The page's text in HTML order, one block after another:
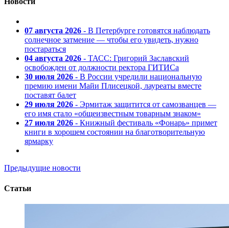
07 августа 2026 - В Петербурге готовятся наблюдать
солнечное затмение — чтобы его увидеть, нужно
постараться
04 августа 2026 - ТАСС: Григорий Заславский
освобожден от должности ректора ГИТИСа
30 июля 2026 - В России учредили национальную
премию имени Майи Плисецкой, лауреаты вместе
поставят балет
29 июля 2026 - Эрмитаж защитится от самозванцев —
его имя стало «общеизвестным товарным знаком»
27 июля 2026 - Книжный фестиваль «Фонарь» примет
книги в хорошем состоянии на благотворительную
ярмарку
Предыдущие новости
Статьи